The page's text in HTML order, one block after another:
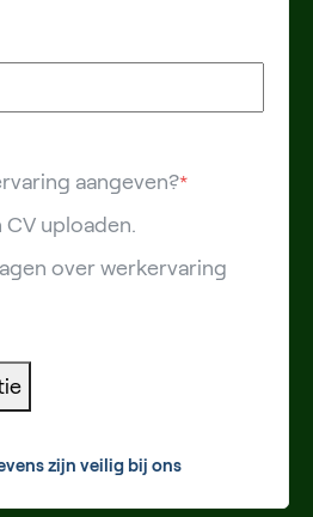
aangeven?*
CV uploaden.
over werkervaring
zijn veilig bij ons